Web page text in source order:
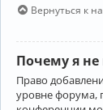
Вернуться к
Почему я
Право
уровне форума,